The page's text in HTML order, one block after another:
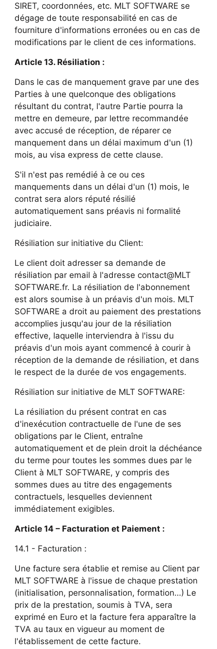
SIRET, coordonnées, etc. MLT SOFTWARE se
dégage de toute responsabilité en cas de
fourniture d'informations erronées ou en cas de
modifications par le client de ces informations.
Article 13. Résiliation :
Dans le cas de manquement grave par une des
Parties à une quelconque des obligations
résultant du contrat, l'autre Partie pourra la
mettre en demeure, par lettre recommandée
avec accusé de réception, de réparer ce
manquement dans un délai maximum d'un (1)
mois, au visa express de cette clause.
S'il n'est pas remédié à ce ou ces
manquements dans un délai d'un (1) mois, le
contrat sera alors réputé résilié
automatiquement sans préavis ni formalité
judiciaire.
Résiliation sur initiative du Client:
Le client doit adresser sa demande de
résiliation par email à l'adresse contact@MLT
SOFTWARE.fr. La résiliation de l'abonnement
est alors soumise à un préavis d'un mois. MLT
SOFTWARE a droit au paiement des prestations
accomplies jusqu'au jour de la résiliation
effective, laquelle interviendra à l'issu du
préavis d'un mois ayant commencé à courir à
réception de la demande de résiliation, et dans
le respect de la durée de vos engagements.
Résiliation sur initiative de MLT SOFTWARE:
La résiliation du présent contrat en cas
d'inexécution contractuelle de l'une de ses
obligations par le Client, entraîne
automatiquement et de plein droit la déchéance
du terme pour toutes les sommes dues par le
Client à MLT SOFTWARE, y compris des
sommes dues au titre des engagements
contractuels, lesquelles deviennent
immédiatement exigibles.
Article 14 – Facturation et Paiement :
14.1 - Facturation :
Une facture sera établie et remise au Client par
MLT SOFTWARE à l'issue de chaque prestation
(initialisation, personnalisation, formation…) Le
prix de la prestation, soumis à TVA, sera
exprimé en Euro et la facture fera apparaître la
TVA au taux en vigueur au moment de
l'établissement de cette facture.